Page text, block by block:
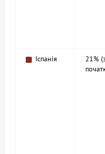
Іспанія
21%